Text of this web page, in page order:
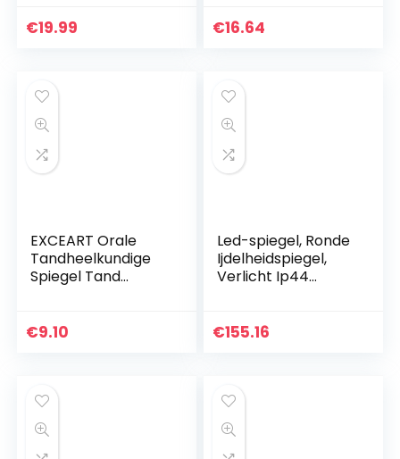
€19.99
Dak Bagagedrager
€16.64
EXCEART Orale
Tandheelkundige
Spiegel Tand
Mondspiegel
€9.10
Led-spiegel, Ronde
Ijdelheidspiegel,
Verlicht Ip44
Wandmontage
€155.16